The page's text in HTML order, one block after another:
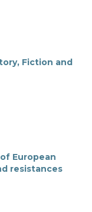
Fiction and
European
resistances